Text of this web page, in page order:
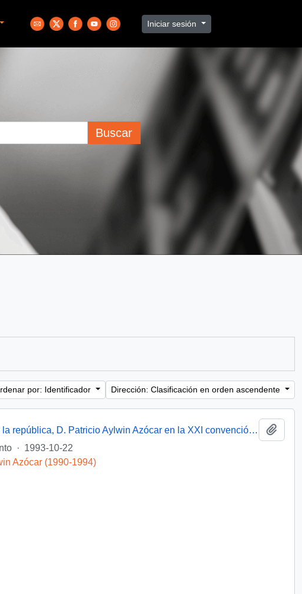
Iniciar sesión
Buscar
por: Identificador Dirección: Clasificación en orden ascendente
Discurso de s.e. el presidente de la república, D. Patricio Aylwin Azócar en la XXI convención nacional ordinaria de la asociación de magistrados del poder judicial.
· 1993-10-22
Azócar (1990-1994)